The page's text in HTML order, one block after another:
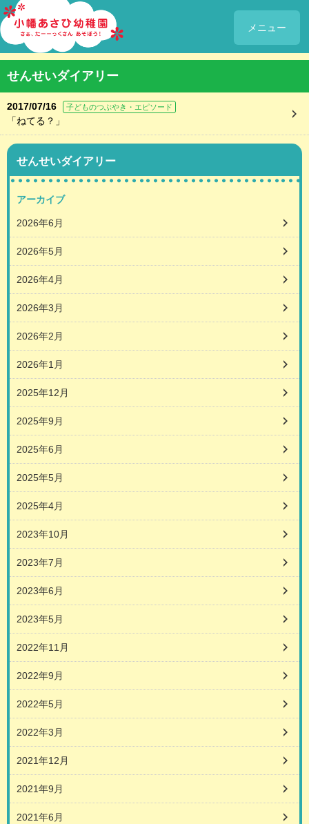
メニュー
せんせいダイアリー
2017/07/16 子どものつぶやき・エピソード
「ねてる？」
せんせいダイアリー
アーカイブ
2026年6月
2026年5月
2026年4月
2026年3月
2026年2月
2026年1月
2025年12月
2025年9月
2025年6月
2025年5月
2025年4月
2023年10月
2023年7月
2023年6月
2023年5月
2022年11月
2022年9月
2022年5月
2022年3月
2021年12月
2021年9月
2021年6月